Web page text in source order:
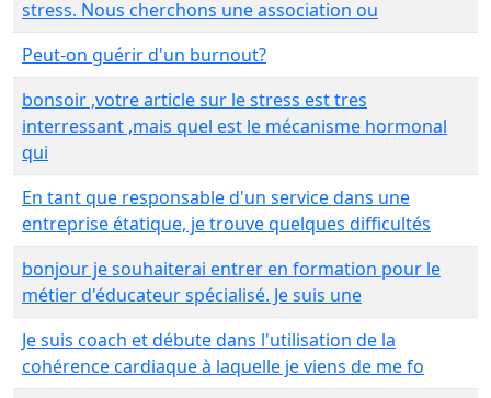
stress. Nous cherchons une association ou
Peut-on guérir d'un burnout?
bonsoir ,votre article sur le stress est tres
interressant ,mais quel est le mécanisme hormonal
qui
En tant que responsable d'un service dans une
entreprise étatique, je trouve quelques difficultés
bonjour je souhaiterai entrer en formation pour le
métier d'éducateur spécialisé. Je suis une
Je suis coach et débute dans l'utilisation de la
cohérence cardiaque à laquelle je viens de me fo